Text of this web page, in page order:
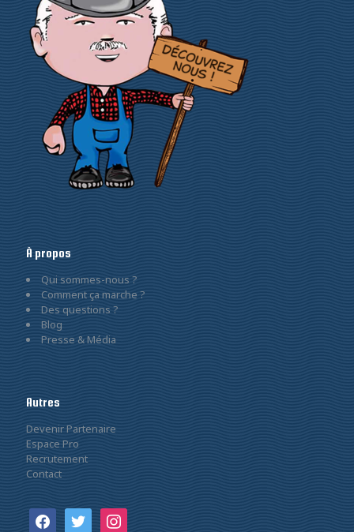
À propos
Qui sommes-nous ?
Comment ça marche ?
Des questions ?
Blog
Presse & Média
Autres
Devenir Partenaire
Espace Pro
Recrutement
Contact
facebooktwitter instagram